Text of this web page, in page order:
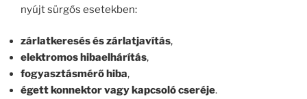
nyújt sürgős esetekben:
zárlatkeresés és zárlatjavítás,
elektromos hibaelhárítás,
fogyasztásmérő hiba,
égett konnektor vagy kapcsoló cseréje.